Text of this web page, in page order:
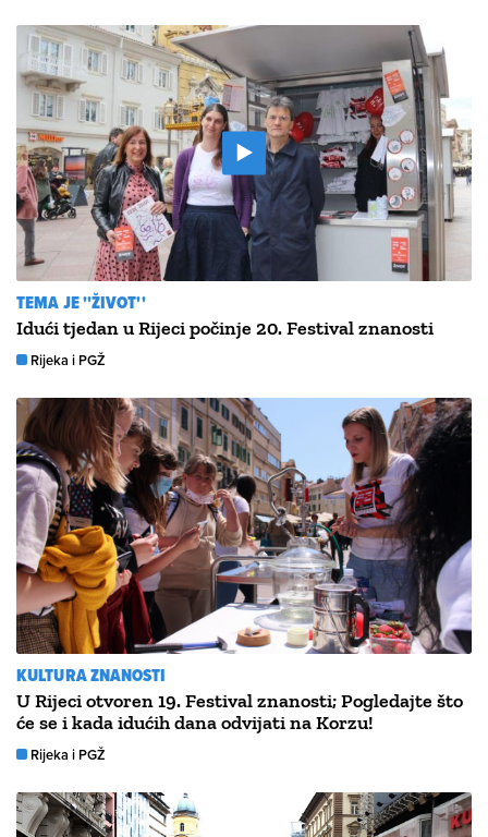
TEMA JE ''ŽIVOT''
Idući tjedan u Rijeci počinje 20. Festival znanosti
Rijeka i PGŽ
KULTURA ZNANOSTI
U Rijeci otvoren 19. Festival znanosti; Pogledajte što
će se i kada idućih dana odvijati na Korzu!
Rijeka i PGŽ